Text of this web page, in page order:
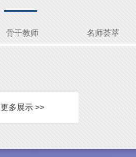
骨干教师 名师荟萃
更多展示 >>